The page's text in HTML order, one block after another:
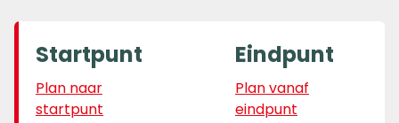
Startpunt
Plan naar
startpunt
Eindpunt
Plan vanaf
eindpunt